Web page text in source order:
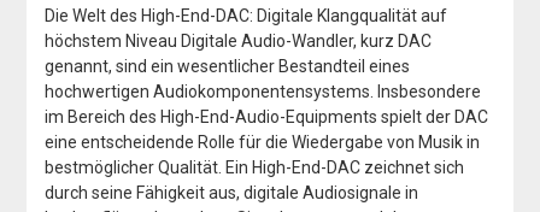
Die Welt des High-End-DAC: Digitale Klangqualität auf
höchstem Niveau Digitale Audio-Wandler, kurz DAC
genannt, sind ein wesentlicher Bestandteil eines
hochwertigen Audiokomponentensystems. Insbesondere
im Bereich des High-End-Audio-Equipments spielt der DAC
eine entscheidende Rolle für die Wiedergabe von Musik in
bestmöglicher Qualität. Ein High-End-DAC zeichnet sich
durch seine Fähigkeit aus, digitale Audiosignale in